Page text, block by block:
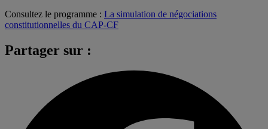
Consultez le programme : La simulation de négociations
constitutionnelles du CAP-CF
Partager sur :